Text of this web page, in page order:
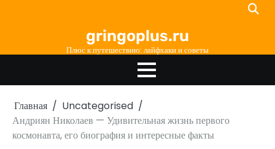
gringoplus.ru
Плюс к путешествию: лайфхаки и советы
Главная
Uncategorised
Андриян Николаев — Удивительная жизнь первого
космонавта, его биография и интересные факты